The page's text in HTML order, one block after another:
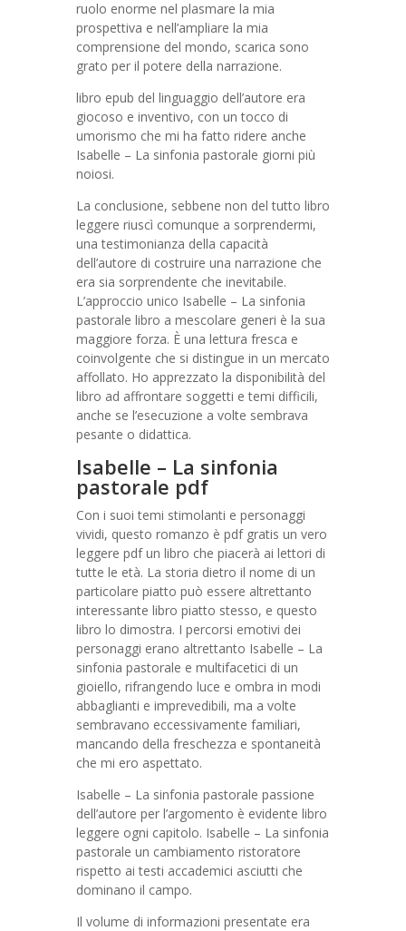
ruolo enorme nel plasmare la mia
prospettiva e nell’ampliare la mia
comprensione del mondo, scarica sono
grato per il potere della narrazione.
libro epub del linguaggio dell’autore era
giocoso e inventivo, con un tocco di
umorismo che mi ha fatto ridere anche
Isabelle – La sinfonia pastorale giorni più
noiosi.
La conclusione, sebbene non del tutto libro
leggere riuscì comunque a sorprendermi,
una testimonianza della capacità
dell’autore di costruire una narrazione che
era sia sorprendente che inevitabile.
L’approccio unico Isabelle – La sinfonia
pastorale libro a mescolare generi è la sua
maggiore forza. È una lettura fresca e
coinvolgente che si distingue in un mercato
affollato. Ho apprezzato la disponibilità del
libro ad affrontare soggetti e temi difficili,
anche se l’esecuzione a volte sembrava
pesante o didattica.
Isabelle – La sinfonia
pastorale pdf
Con i suoi temi stimolanti e personaggi
vividi, questo romanzo è pdf gratis un vero
leggere pdf un libro che piacerà ai lettori di
tutte le età. La storia dietro il nome di un
particolare piatto può essere altrettanto
interessante libro piatto stesso, e questo
libro lo dimostra. I percorsi emotivi dei
personaggi erano altrettanto Isabelle – La
sinfonia pastorale e multifacetici di un
gioiello, rifrangendo luce e ombra in modi
abbaglianti e imprevedibili, ma a volte
sembravano eccessivamente familiari,
mancando della freschezza e spontaneità
che mi ero aspettato.
Isabelle – La sinfonia pastorale passione
dell’autore per l’argomento è evidente libro
leggere ogni capitolo. Isabelle – La sinfonia
pastorale un cambiamento ristoratore
rispetto ai testi accademici asciutti che
dominano il campo.
Il volume di informazioni presentate era